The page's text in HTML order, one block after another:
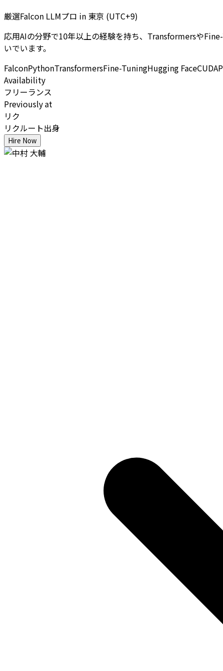
厳選Falcon LLMプロ in 東京 (UTC+9)
応用AIの分野で10年以上の経験を持ち、Transformersや
いでいます。
FalconPythonTransformersFine-TuningHugging FaceCUDA
Availability
フリーランス
Previously at
リク
リクルート出身
Hire Now